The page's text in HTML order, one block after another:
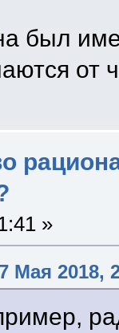
был
от
»
Мая 2018,